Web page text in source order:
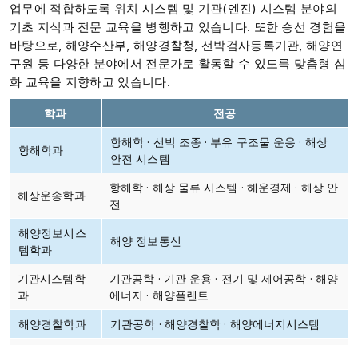
업무에 적합하도록 위치 시스템 및 기관(엔진) 시스템 분야의
기초 지식과 전문 교육을 병행하고 있습니다. 또한 승선 경험을
바탕으로, 해양수산부, 해양경찰청, 선박검사등록기관, 해양연
구원 등 다양한 분야에서 전문가로 활동할 수 있도록 맞춤형 심
화 교육을 지향하고 있습니다.
학과 전공
항해학과
항해학 · 선박 조종 · 부유 구조물 운용 · 해상
안전 시스템
해상운송학과
항해학 · 해상 물류 시스템 · 해운경제 · 해상 안
전
해양정보시스
템학과
해양 정보통신
기관시스템학
과
기관공학 · 기관 운용 · 전기 및 제어공학 · 해양
에너지 · 해양플랜트
해양경찰학과 기관공학 · 해양경찰학 · 해양에너지시스템